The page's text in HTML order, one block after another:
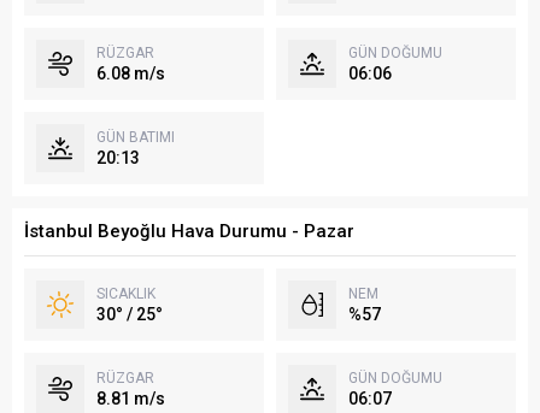
RÜZGAR
6.08 m/s
GÜN DOĞUMU
06:06
GÜN BATIMI
20:13
İstanbul Beyoğlu Hava Durumu - Pazar
SICAKLIK
30° / 25°
NEM
%57
RÜZGAR
8.81 m/s
GÜN DOĞUMU
06:07